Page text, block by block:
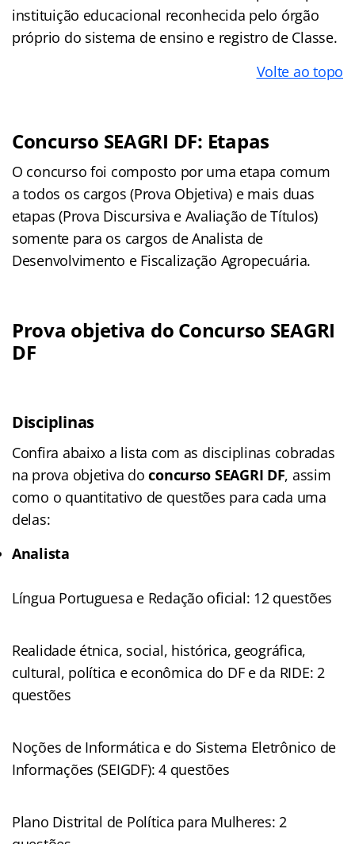
instituição educacional reconhecida pelo órgão
próprio do sistema de ensino e registro de Classe.
Volte ao topo
Concurso SEAGRI DF: Etapas
O concurso foi composto por uma etapa comum
a todos os cargos (Prova Objetiva) e mais duas
etapas (Prova Discursiva e Avaliação de Títulos)
somente para os cargos de Analista de
Desenvolvimento e Fiscalização Agropecuária.
Prova objetiva do Concurso SEAGRI
DF
Disciplinas
Confira abaixo a lista com as disciplinas cobradas
na prova objetiva doconcurso SEAGRI DF, assim
como o quantitativo de questões para cada uma
delas:
Analista
Língua Portuguesa e Redação oficial: 12 questões
Realidade étnica, social, histórica, geográfica,
cultural, política e econômica do DF e da RIDE: 2
questões
Noções de Informática e do Sistema Eletrônico de
Informações (SEIGDF): 4 questões
Plano Distrital de Política para Mulheres: 2